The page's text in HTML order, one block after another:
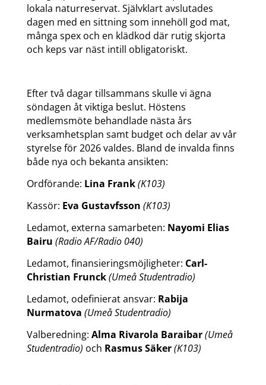
lokala naturreservat. Självklart avslutades
dagen med en sittning som innehöll god mat,
många spex och en klädkod där rutig skjorta
och keps var näst intill obligatoriskt.
Efter två dagar tillsammans skulle vi ägna
söndagen åt viktiga beslut. Höstens
medlemsmöte behandlade nästa års
verksamhetsplan samt budget och delar av vår
styrelse för 2026 valdes. Bland de invalda finns
både nya och bekanta ansikten:
Ordförande: Lina Frank(K103)
Kassör: Eva Gustavfsson (K103)
Ledamot, externa samarbeten: Nayomi Elias
Bairu (Radio AF/Radio 040)
Ledamot, finansieringsmöjligheter: Carl-
Christian Frunck(Umeå Studentradio)
Ledamot, odefinierat ansvar: Rabija
Nurmatova (Umeå Studentradio)
Valberedning: Alma Rivarola Baraibar(Umeå
Studentradio) och Rasmus Säker(K103)